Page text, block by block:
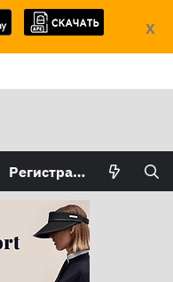
X
Регистрация